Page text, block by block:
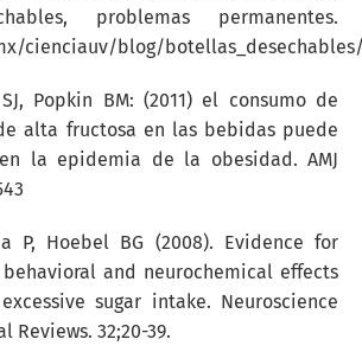
problemas permanentes.
cienciauv/blog/
Popkin BM: (2011) el consumo de
alta fructosa en las bebidas puede
la epidemia de la obesidad. AMJ
P, Hoebel BG (2008). Evidence for
and neurochemical effects
sugar intake. Neuroscience
Reviews. 32;20-39.